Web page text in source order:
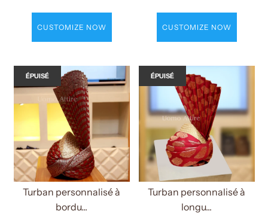
CUSTOMIZE NOW CUSTOMIZE NOW
ÉPUISÉ
Turban personnalisé à
bordu...
ÉPUISÉ
Turban personnalisé à
longu...